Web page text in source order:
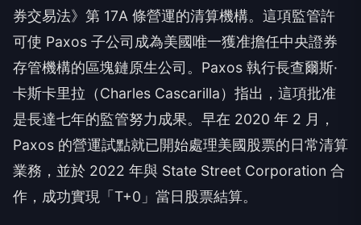
券交易法》第 17A 條營運的清算機構。這項監管許
可使 Paxos 子公司成為美國唯一獲准擔任中央證券
存管機構的區塊鏈原生公司。Paxos 執行長查爾斯·
卡斯卡里拉（Charles Cascarilla）指出，這項批准
是長達七年的監管努力成果。早在 2020 年 2 月，
Paxos 的營運試點就已開始處理美國股票的日常清算
業務，並於 2022 年與 State Street Corporation 合
作，成功實現「T+0」當日股票結算。